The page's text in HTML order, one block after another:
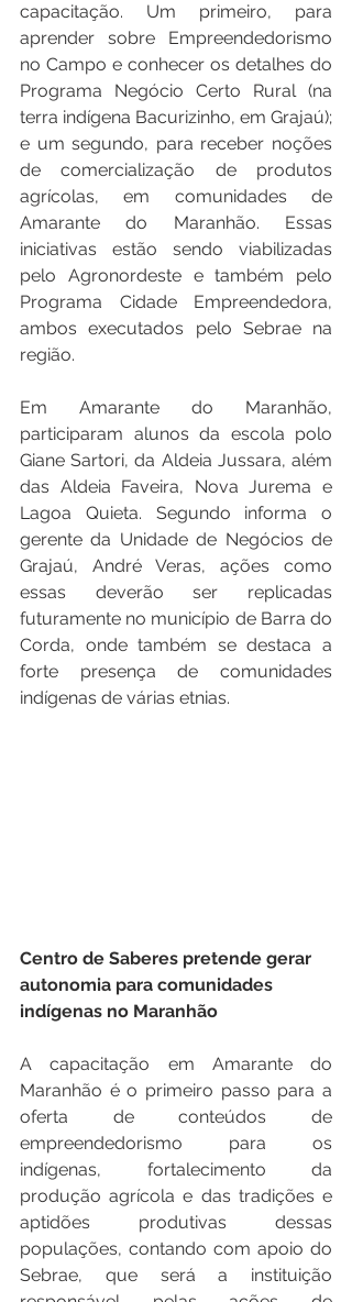
capacitação. Um primeiro, para
aprender sobre Empreendedorismo
no Campo e conhecer os detalhes do
Programa Negócio Certo Rural (na
terra indígena Bacurizinho, em Grajaú);
e um segundo, para receber noções
de comercialização de produtos
agrícolas, em comunidades de
Amarante do Maranhão. Essas
iniciativas estão sendo viabilizadas
pelo Agronordeste e também pelo
Programa Cidade Empreendedora,
ambos executados pelo Sebrae na
região.
Em Amarante do Maranhão,
participaram alunos da escola polo
Giane Sartori, da Aldeia Jussara, além
das Aldeia Faveira, Nova Jurema e
Lagoa Quieta. Segundo informa o
gerente da Unidade de Negócios de
Grajaú, André Veras, ações como
essas deverão ser replicadas
futuramente no município de Barra do
Corda, onde também se destaca a
forte presença de comunidades
indígenas de várias etnias.
Centro de Saberes pretende gerar
autonomia para comunidades
indígenas no Maranhão
A capacitação em Amarante do
Maranhão é o primeiro passo para a
oferta de conteúdos de
empreendedorismo para os
indígenas, fortalecimento da
produção agrícola e das tradições e
aptidões produtivas dessas
populações, contando com apoio do
Sebrae, que será a instituição